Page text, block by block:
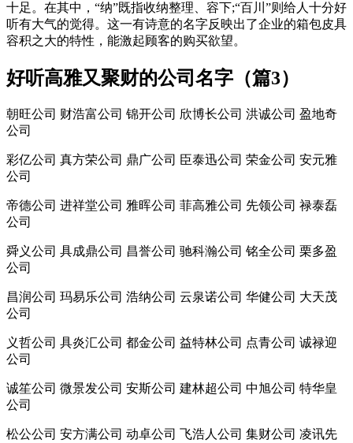
十足。在其中，“纳”既指收纳整理、容下;“百川”则给人十分好
听有大气的觉得。这一有诗意的名字反映出了企业的箱包皮具
容积之大的特性，能激起顾客的购买欲望。
好听高雅又聚财的公司名字（篇3）
朝旺公司 财浩富公司 锦开公司 欣博长公司 洪诚公司 盈地奇
公司
彩亿公司 真方荣公司 鼎广公司 臣泰迅公司 荣金公司 安元雅
公司
帝德公司 进祥堂公司 雅晖公司 菲高雅公司 先领公司 禄泰磊
公司
舜义公司 具成鼎公司 昌誉公司 驰科瀚公司 铭全公司 栗多盈
公司
昌润公司 玛易乐公司 浩纳公司 云泉诺公司 华健公司 大天茂
公司
义哲公司 具炎汇公司 都金公司 益特林公司 点青公司 诚禄迎
公司
诚笙公司 微景发公司 安斯公司 建林超公司 中旭公司 特华皇
公司
松公公司 安方满公司 动卓公司 飞浩人公司 集财公司 凌讯先